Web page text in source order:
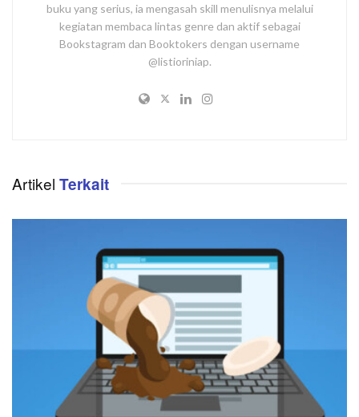
buku yang serius, ia mengasah skill menulisnya melalui
kegiatan membaca lintas genre dan aktif sebagai
Bookstagram dan Booktokers dengan username
@listioriniap.
Artikel Terkait